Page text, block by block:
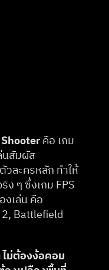
คือ เกม
นสัมผัส
ละครหลัก ทำให้
ง ๆ ซึ่งเกม FPS
งเล่น คือ
Battlefield
ไม่ต้องง้อคอม